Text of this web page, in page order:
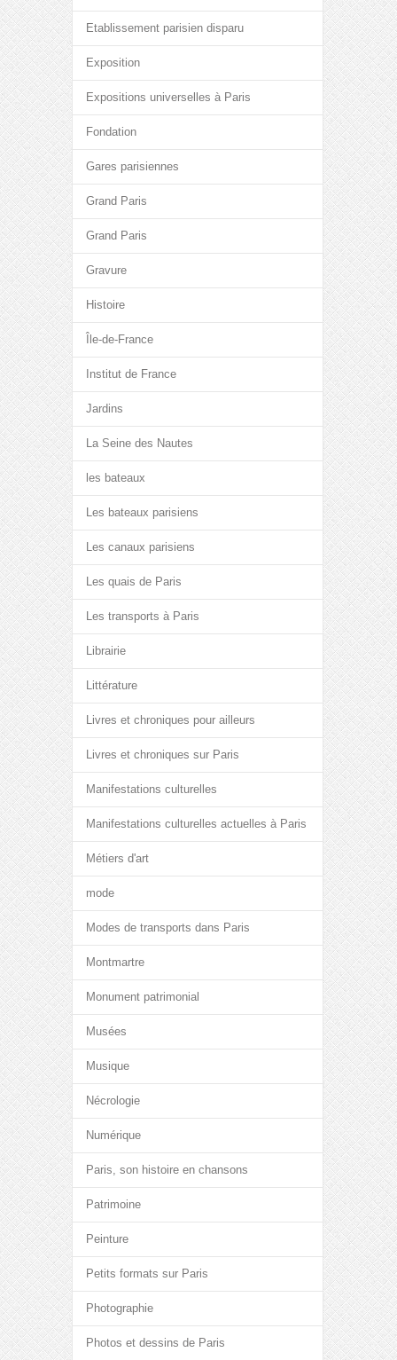
Etablissement parisien disparu
Exposition
Expositions universelles à Paris
Fondation
Gares parisiennes
Grand Paris
Grand Paris
Gravure
Histoire
Île-de-France
Institut de France
Jardins
La Seine des Nautes
les bateaux
Les bateaux parisiens
Les canaux parisiens
Les quais de Paris
Les transports à Paris
Librairie
Littérature
Livres et chroniques pour ailleurs
Livres et chroniques sur Paris
Manifestations culturelles
Manifestations culturelles actuelles à Paris
Métiers d'art
mode
Modes de transports dans Paris
Montmartre
Monument patrimonial
Musées
Musique
Nécrologie
Numérique
Paris, son histoire en chansons
Patrimoine
Peinture
Petits formats sur Paris
Photographie
Photos et dessins de Paris